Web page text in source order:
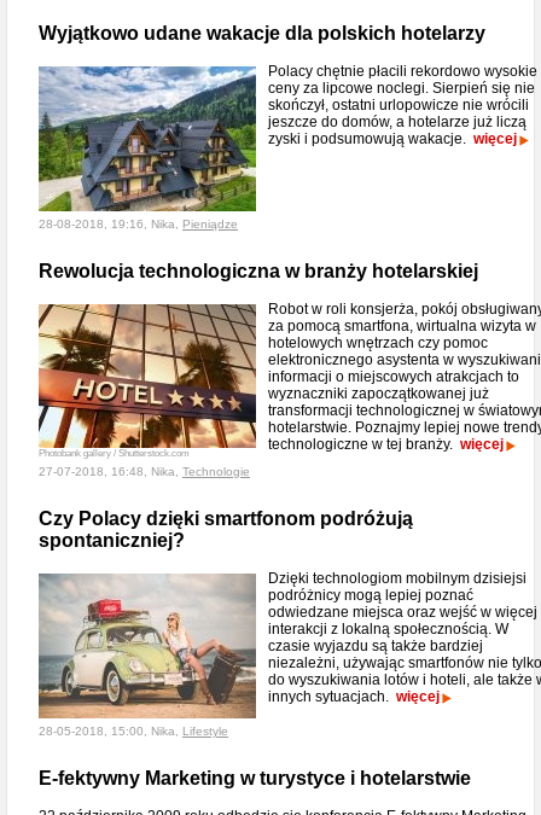
Wyjątkowo udane wakacje dla polskich hotelarzy
Polacy chętnie płacili rekordowo wysokie
ceny za lipcowe noclegi. Sierpień się nie
skończył, ostatni urlopowicze nie wrócili
jeszcze do domów, a hotelarze już liczą
zyski i podsumowują wakacje. więcej
28-08-2018, 19:16, Nika, Pieniądze
Rewolucja technologiczna w branży hotelarskiej
Photobank gallery / Shutterstock.com
Robot w roli konsjerża, pokój
za pomocą smartfona, wirtualna wizyta w
hotelowych wnętrzach czy pomoc
elektronicznego asystenta w
informacji o miejscowych atrakcjach to
wyznaczniki zapoczątkowanej już
transformacji technologicznej w
hotelarstwie. Poznajmy lepiej nowe
technologiczne w tej branży. więcej
27-07-2018, 16:48, Nika, Technologie
Czy Polacy dzięki smartfonom podróżują
spontaniczniej?
Dzięki technologiom mobilnym dzisiejsi
podróżnicy mogą lepiej poznać
odwiedzane miejsca oraz wejść w więcej
interakcji z lokalną społecznością. W
czasie wyjazdu są także bardziej
niezależni, używając smartfonów nie tylko
do wyszukiwania lotów i hoteli, ale także
innych sytuacjach. więcej
28-05-2018, 15:00, Nika, Lifestyle
E-fektywny Marketing w turystyce i hotelarstwie